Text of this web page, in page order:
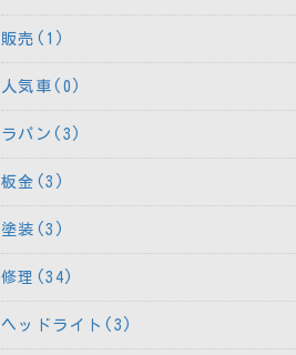
販売(1)
人気車(0)
ラパン(3)
板金(3)
塗装(3)
修理(34)
ヘッドライト(3)